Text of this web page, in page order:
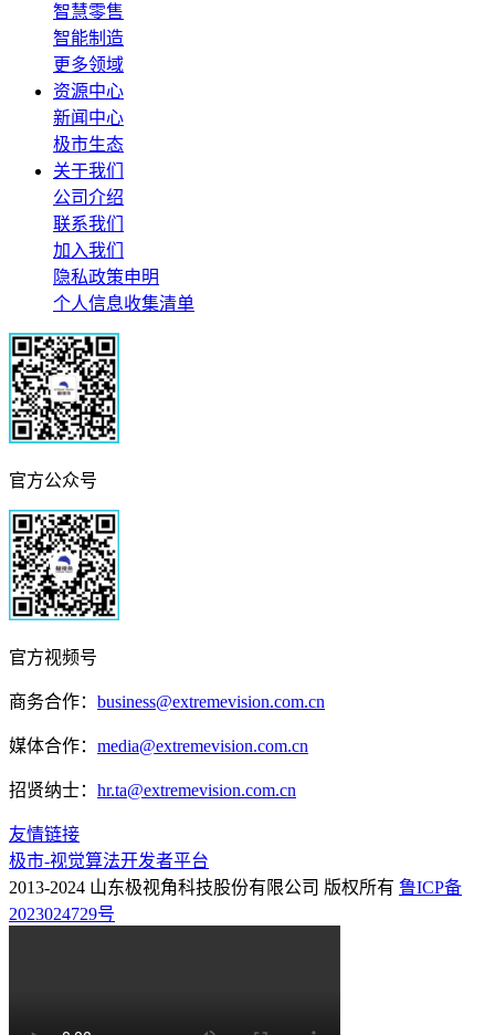
智慧零售
智能制造
更多领域
资源中心
新闻中心
极市生态
关于我们
公司介绍
联系我们
加入我们
隐私政策申明
个人信息收集清单
官方公众号
官方视频号
商务合作： business@extremevision.com.cn
媒体合作： media@extremevision.com.cn
招贤纳士： hr.ta@extremevision.com.cn
友情链接
极市-视觉算法开发者平台
2013-2024 山东极视角科技股份有限公司 版权所有 鲁ICP备
2023024729号